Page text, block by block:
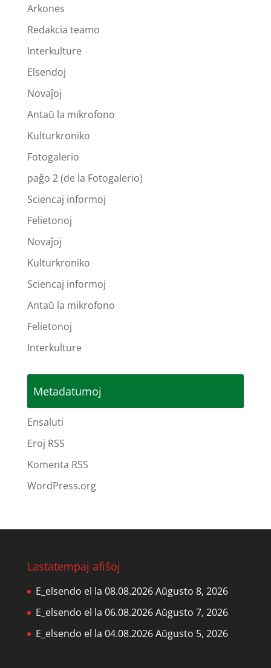
Arkones
Redakcia teamo
Interkulture
Elsendoj
Novaĵoj
Antaŭ la mikrofono
Kulturkroniko
Fotogalerio
paĝo 2 (de la Fotogalerio)
Sciencaj informoj
Felietonoj
Novaĵoj
Kulturkroniko
Sciencaj informoj
Antaŭ la mikrofono
Felietonoj
Interkulture
Metadatumoj
Ensaluti
Eroj RSS
Komenta RSS
WordPress.org
Lastatempaj afiŝoj
E_elsendo el la 08.08.2026Aŭgusto 8, 2026
E_elsendo el la 06.08.2026Aŭgusto 7, 2026
E_elsendo el la 04.08.2026Aŭgusto 5, 2026